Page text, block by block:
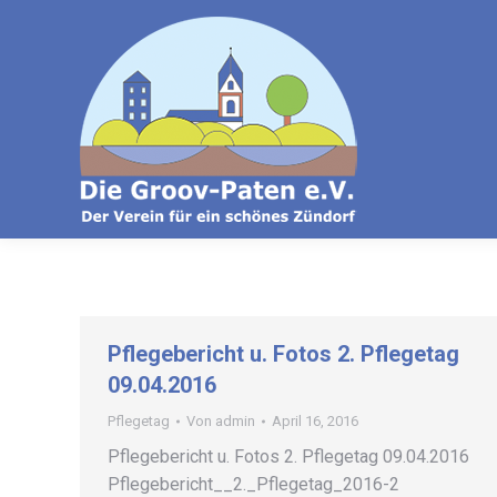
Pflegebericht u. Fotos 2. Pflegetag
09.04.2016
Pflegetag Von admin April 16, 2016
Pflegebericht u. Fotos 2. Pflegetag 09.04.2016
Pflegebericht__2._Pflegetag_2016-2